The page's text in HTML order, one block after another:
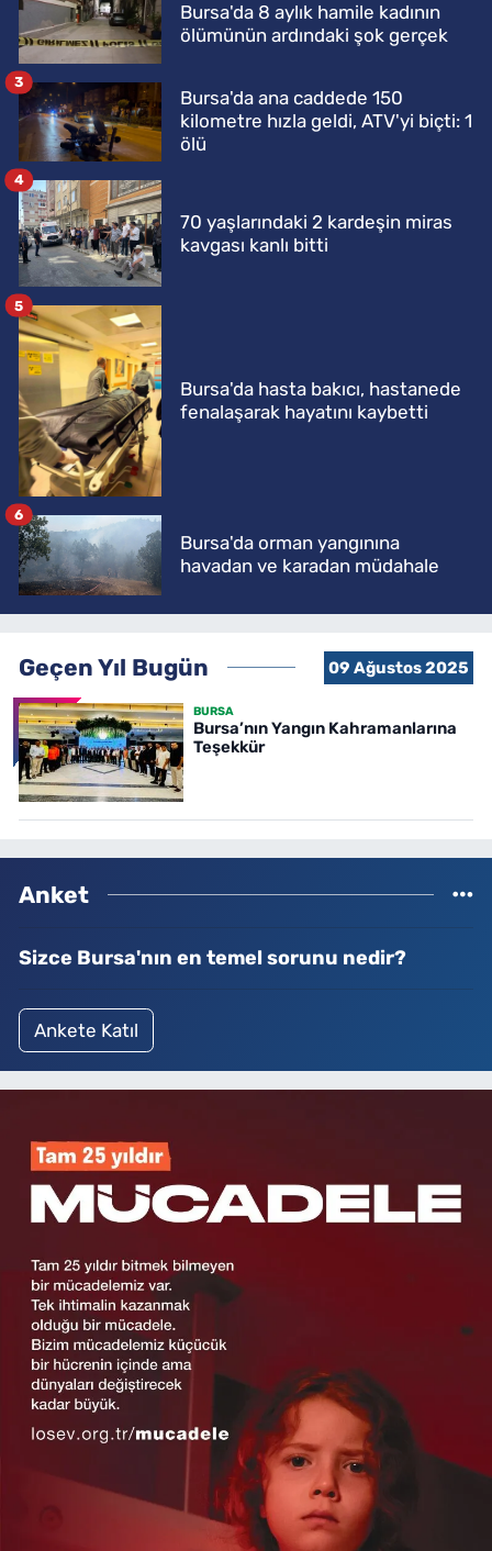
Bursa'da 8 aylık hamile kadının
ölümünün ardındaki şok gerçek
Bursa'da ana caddede 150
kilometre hızla geldi, ATV'yi biçti: 1
ölü
3
70 yaşlarındaki 2 kardeşin miras
kavgası kanlı bitti
4
Bursa'da hasta bakıcı, hastanede
fenalaşarak hayatını kaybetti
5
Bursa'da orman yangınına
havadan ve karadan müdahale
6
Geçen Yıl Bugün 09 Ağustos 2025
BURSA
Bursa’nın Yangın Kahramanlarına
Teşekkür
Anket
Sizce Bursa'nın en temel sorunu nedir?
Ankete Katıl